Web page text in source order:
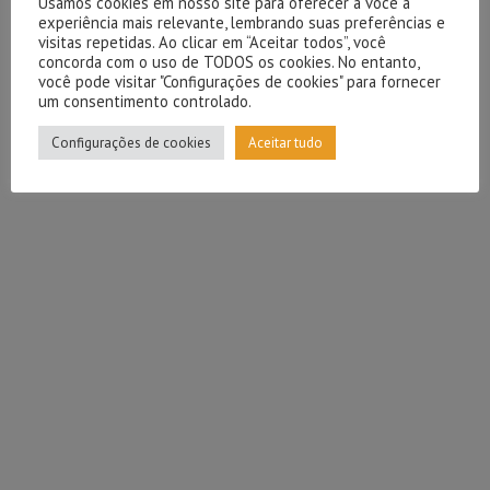
experiência mais relevante, lembrando suas preferências e
visitas repetidas. Ao clicar em “Aceitar todos”, você
concorda com o uso de TODOS os cookies. No entanto,
você pode visitar "Configurações de cookies" para fornecer
um consentimento controlado.
Configurações de cookies Aceitar tudo